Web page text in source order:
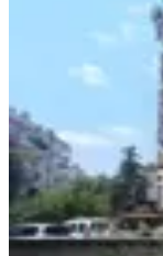
3+1
ROYAL
Ara